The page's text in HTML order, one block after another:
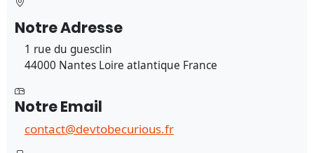
Notre Adresse
1 rue du guesclin
44000 Nantes Loire atlantique France
Notre Email
contact@devtobecurious.fr